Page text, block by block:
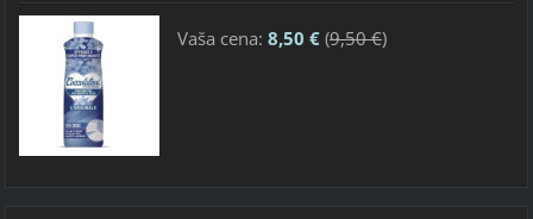
Vaša cena: 8,50 €(9,50 €)